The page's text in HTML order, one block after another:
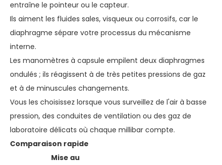
entraîne le pointeur ou le capteur.
Ils aiment les fluides sales, visqueux ou corrosifs, car le
diaphragme sépare votre processus du mécanisme
interne.
Les manomètres à capsule empilent deux diaphragmes
ondulés ; ils réagissent à de très petites pressions de gaz
et à de minuscules changements.
Vous les choisissez lorsque vous surveillez de l'air à basse
pression, des conduites de ventilation ou des gaz de
laboratoire délicats où chaque millibar compte.
Comparaison rapide
Mise au